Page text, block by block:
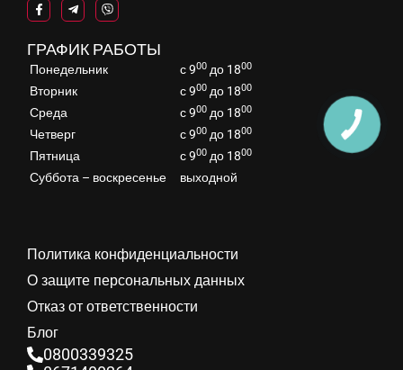
ГРАФИК РАБОТЫ
Понедельник с 900 до 1800
Вторник с 900 до 1800
Среда с 900 до 1800
Четверг с 900 до 1800
Пятница с 900 до 1800
Суббота – воскресенье выходной
Политика конфиденциальности
О защите персональных данных
Отказ от ответственности
Блог
0800339325